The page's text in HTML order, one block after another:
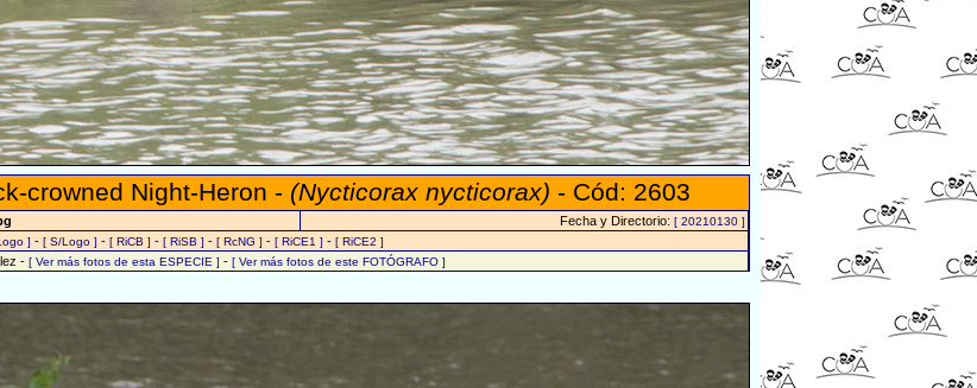
crowned Night-Heron - (Nycticorax nycticorax) - Cód: 2603
Fecha y Directorio: [ 20210130 ]
] - [ S/Logo ] - [ RiCB ] - [ RiSB ] - [ RcNG ] - [ RiCE1 ] - [ RiCE2 ]
- [ Ver más fotos de esta ESPECIE ] - [ Ver más fotos de este FOTÓGRAFO ]